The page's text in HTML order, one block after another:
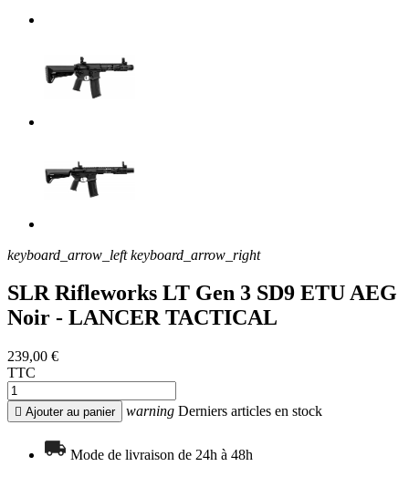
keyboard_arrow_left keyboard_arrow_right
SLR Rifleworks LT Gen 3 SD9 ETU AEG
Noir - LANCER TACTICAL
239,00 €
TTC
 Ajouter au panier warning Derniers articles en stock
Mode de livraison de 24h à 48h